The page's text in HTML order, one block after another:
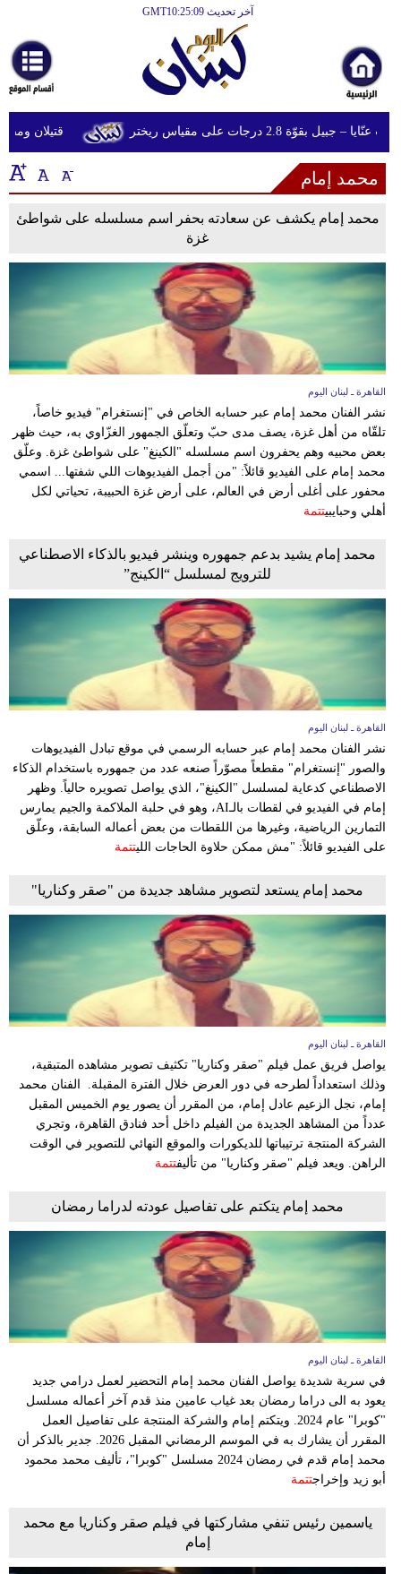
آخر تحديث GMT10:25:09
أخبارعاجلة
رياضة
ثقافة
إقتصاد
فن
أزياء
وسفر
ديكور
أخبار
تعليم
أزياء
علوم
بيئة
مدوَّنات
فيديو
سيارات
قتيلان ومصابون جراء 14 غارة بقوّة 2.8 درجات على مقياس ريختر
محمد إمام
محمد إمام يكشف عن سعادته بحفر اسم مسلسله على شواطئ
غزة
القاهرة ـ لبنان اليوم
نشر الفنان محمد إمام عبر حسابه الخاص في "إنستغرام" فيديو خاصاً،
تلقّاه من أهل غزة، يصف مدى حبّ وتعلّق الجمهور الغزّاوي به، حيث ظهر
بعض محبيه وهم يحفرون اسم مسلسله "الكينغ" على شواطئ غزة. وعلّق
محمد إمام على الفيديو قائلاً: "من أجمل الفيديوهات اللي شفتها... اسمي
محفور على أغلى أرض في العالم، على أرض غزة الحبيبة، تحياتي لكل
أهلي وحبايبيتتمة
محمد إمام يشيد بدعم جمهوره وينشر فيديو بالذكاء الاصطناعي
للترويج لمسلسل “الكينج”
القاهرة ـ لبنان اليوم
نشر الفنان محمد إمام عبر حسابه الرسمي في موقع تبادل الفيديوهات
والصور "إنستغرام" مقطعاً مصوّراً صنعه عدد من جمهوره باستخدام الذكاء
الاصطناعي كدعاية لمسلسل "الكينغ"، الذي يواصل تصويره حالياً. وظهر
إمام في الفيديو في لقطات بالـAI، وهو في حلبة الملاكمة والجيم يمارس
التمارين الرياضية، وغيرها من اللقطات من بعض أعماله السابقة، وعلّق
على الفيديو قائلاً: "مش ممكن حلاوة الحاجات الليتتمة
محمد إمام يستعد لتصوير مشاهد جديدة من "صقر وكناريا"
القاهرة ـ لبنان اليوم
يواصل فريق عمل فيلم "صقر وكناريا" تكثيف تصوير مشاهده المتبقية،
وذلك استعداداً لطرحه في دور العرض خلال الفترة المقبلة. الفنان محمد
إمام، نجل الزعيم عادل إمام، من المقرر أن يصور يوم الخميس المقبل
عدداً من المشاهد الجديدة من الفيلم داخل أحد فنادق القاهرة، وتجري
الشركة المنتجة ترتيباتها للديكورات والموقع النهائي للتصوير في الوقت
الراهن. ويعد فيلم "صقر وكناريا" من تأليفتتمة
محمد إمام يتكتم على تفاصيل عودته لدراما رمضان
القاهرة ـ لبنان اليوم
في سرية شديدة يواصل الفنان محمد إمام التحضير لعمل درامي جديد
يعود به الى دراما رمضان بعد غياب عامين منذ قدم آخر أعماله مسلسل
"كوبرا" عام 2024. ويتكتم إمام والشركة المنتجة على تفاصيل العمل
المقرر أن يشارك به في الموسم الرمضاني المقبل 2026. جدير بالذكر أن
محمد إمام قدم في رمضان 2024 مسلسل "كوبرا"، تأليف محمد محمود
أبو زيد وإخراجتتمة
ياسمين رئيس تنفي مشاركتها في فيلم صقر وكناريا مع محمد
إمام